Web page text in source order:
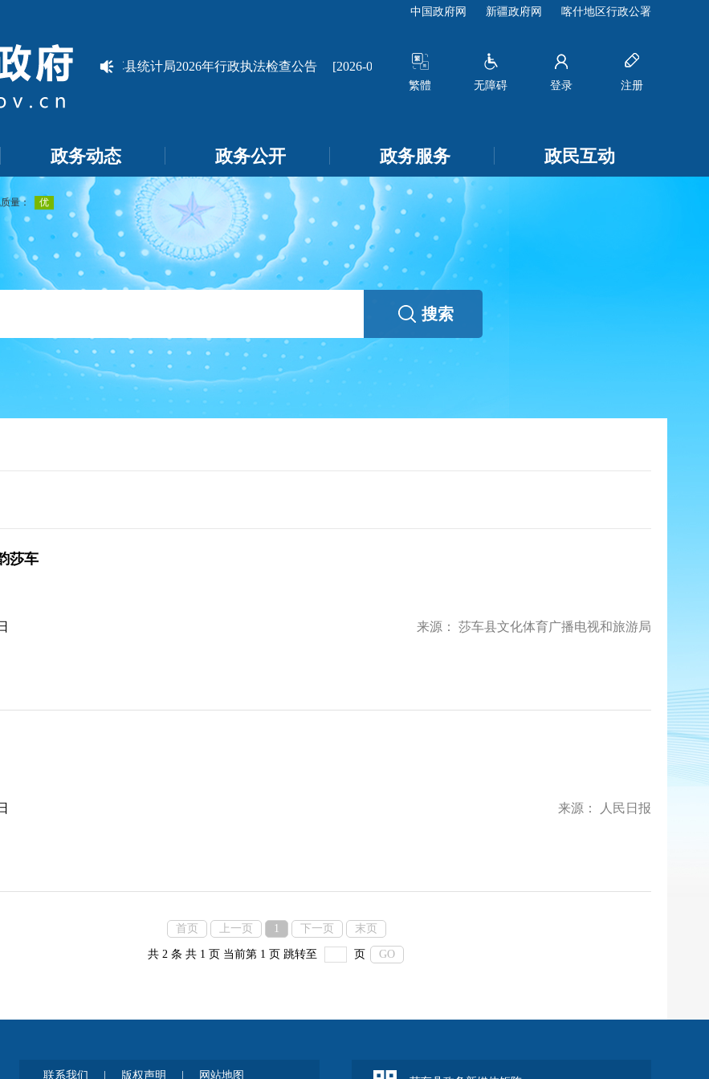
中国政府网 新疆政府网 喀什地区行政公署
[2026-07-19] 莎车县统计局2026年行政执法检查公告 [2026-08-07] 关于莎车鸿达农业有限责任公司分公司申请变更企业
繁體 无障碍 登录 注册
政务动态 政务公开 政务服务 政民互动
搜索
莎车
来源： 莎车县文化体育广播电视和旅游局
来源： 人民日报
首页 上一页 1 下一页 末页
共 2 条 共 1 页 当前第 1 页 跳转至 页 GO
联系我们 版权声明 网站地图